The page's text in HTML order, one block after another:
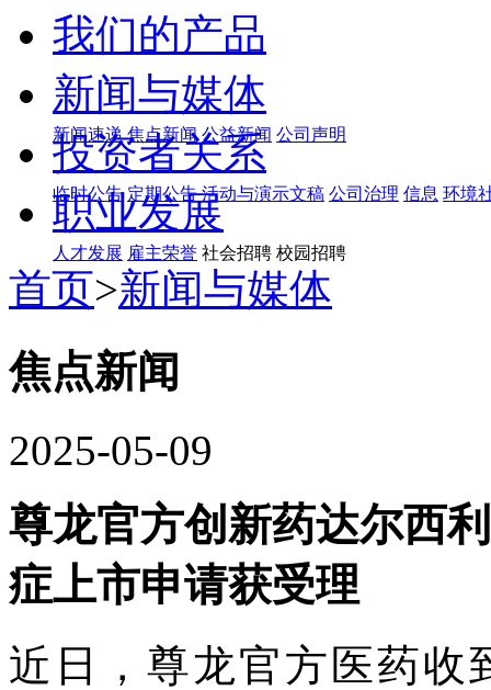
我们的产品
新闻与媒体
新闻速递 焦点新闻 公益新闻 公司声明
投资者关系
临时公告 定期公告 活动与演示文稿 公司治理 信息 环境
职业发展
人才发展 雇主荣誉 社会招聘 校园招聘
首页>新闻与媒体
焦点新闻
2025-05-09
尊龙官方创新药达尔西
症上市申请获受理
近日，尊龙官方医药收